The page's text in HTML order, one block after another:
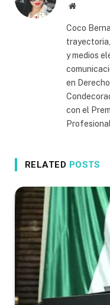
Website
Coco
y medios
en
con el
RELATED POSTS